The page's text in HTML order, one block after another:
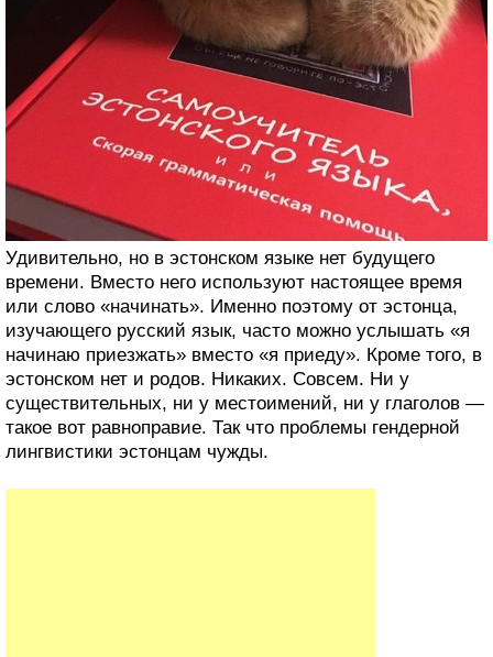
Удивительно, но в эстонском языке нет будущего
времени. Вместо него используют настоящее время
или слово «начинать». Именно поэтому от эстонца,
изучающего русский язык, часто можно услышать «я
начинаю приезжать» вместо «я приеду». Кроме того, в
эстонском нет и родов. Никаких. Совсем. Ни у
существительных, ни у местоимений, ни у глаголов —
такое вот равноправие. Так что проблемы гендерной
лингвистики эстонцам чужды.